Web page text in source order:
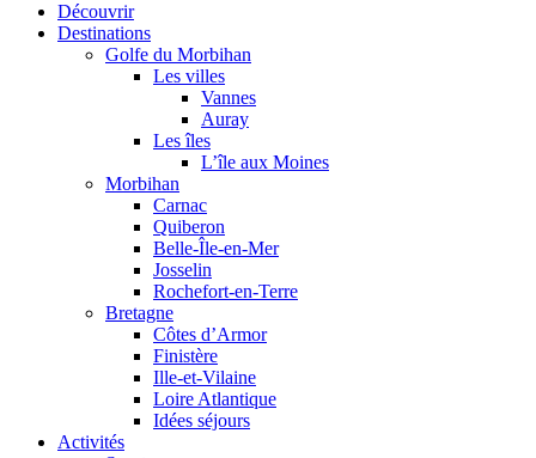
Découvrir
Destinations
Golfe du Morbihan
Les villes
Vannes
Auray
Les îles
L’île aux Moines
Morbihan
Carnac
Quiberon
Belle-Île-en-Mer
Josselin
Rochefort-en-Terre
Bretagne
Côtes d’Armor
Finistère
Ille-et-Vilaine
Loire Atlantique
Idées séjours
Activités